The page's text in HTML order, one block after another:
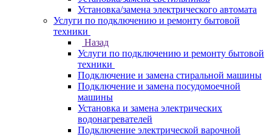
Установка/замена электрического автомата
Услуги по подключению и ремонту бытовой
техники
Назад
Услуги по подключению и ремонту бытовой
техники
Подключение и замена стиральной машины
Подключение и замена посудомоечной
машины
Установка и замена электрических
водонагревателей
Подключение электрической варочной